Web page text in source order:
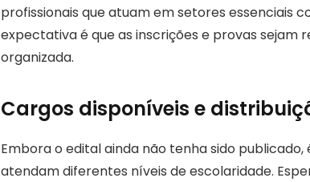
profissionais que atuam em setores essenciais
expectativa é que as inscrições e provas sejam
organizada.
Cargos disponíveis e
Embora o edital ainda não tenha sido
atendam diferentes níveis de escolaridade.